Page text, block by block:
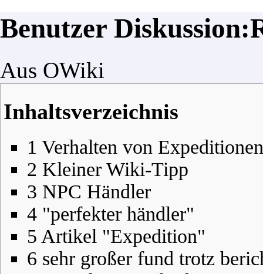
Benutzer
Aus OWiki
Inhaltsverzeichnis
1 Verhalten von Expeditionen
2 Kleiner Wiki-Tipp
3 NPC Händler
4 "perfekter händler"
5 Artikel "Expedition"
6 sehr großer fund trotz